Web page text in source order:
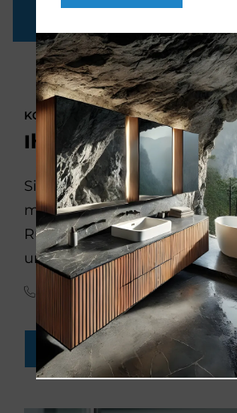
KONTAKTIEREN SIE UNS
Ihr Weg zum
Sie möchten Ihr Badezimmer
modernisieren? Wir beraten
Rufen Sie uns einfach an
uns eine Online-Anfrage:
(02 11) 99 60 80
BADEZIMMER-ANFRAGEN